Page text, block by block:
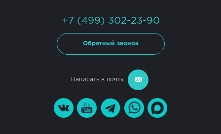
+7 (499) 302-23-90
Обратный звонок
Написать в почту